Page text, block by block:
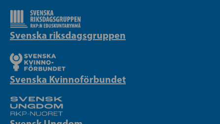
Svenska riksdagsgruppen
Svenska Kvinnoförbundet